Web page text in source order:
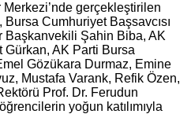
gerçekleştirilen
Bursa Cumhuriyet Başsavcısı
Başkanvekili Şahin Biba, AK
Gürkan, AK Parti Bursa
Gözükara Durmaz, Emine
Mustafa Varank, Refik Özen,
Prof. Dr. Ferudun
yoğun katılımıyla